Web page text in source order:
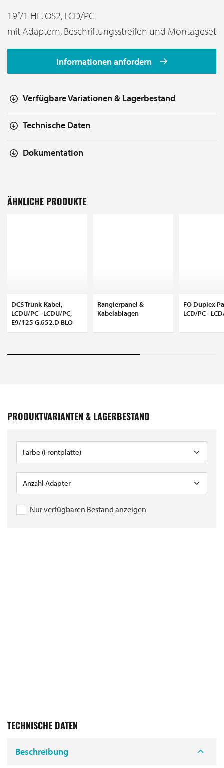
19‘‘/1 HE, OS2, LCD/PC
mit Adaptern, Beschriftungsstreifen und Montageset
Informationen anfordern
Verfügbare Variationen & Lagerbestand
Technische Daten
Dokumentation
ÄHNLICHE PRODUKTE
DCS Trunk-Kabel,
LCDU/PC - LCDU/PC,
E9/125 G.652.D BLO
Rangierpanel &
Kabelablagen
FO Duplex
LCD/PC -
PRODUKTVARIANTEN & LAGERBESTAND
Nur verfügbaren Bestand anzeigen
TECHNISCHE DATEN
Beschreibung